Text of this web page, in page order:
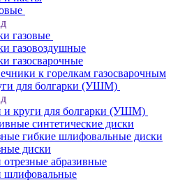
газовые
газовоздушные
газосварочные
к горелкам газосварочным
для болгарки (УШМ)
и круги для болгарки (УШМ)
синтетические диски
гибкие шлифовальные диски
диски
абразивные
шлифовальные